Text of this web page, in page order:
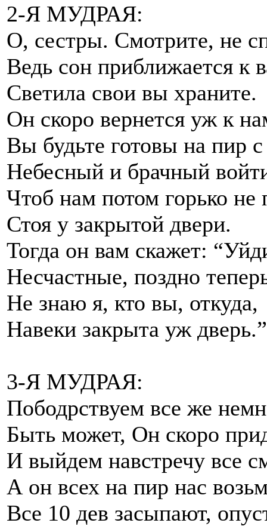
2-Я МУДРАЯ:
О, сестры. Смотрите, не
Ведь сон приближается к
Светила свои вы храните.
Он скоро вернется уж к
Вы будьте готовы на пир
Небесный и брачный
Чтоб нам потом горько не
Стоя у закрытой двери.
Тогда он вам скажет:
Несчастные, поздно
Не знаю я, кто вы, откуда,
Навеки закрыта уж дверь.”
3-Я МУДРАЯ:
Пободрствуем все же
Быть может, Он скоро
И выйдем навстречу все
А он всех на пир нас
Все 10 дев засыпают,